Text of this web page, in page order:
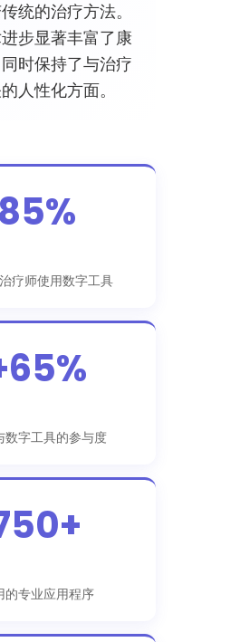
统的治疗方法。
步显著丰富了康
时保持了与治疗
人性化方面。
85%
疗师使用数字工具
数字工具的参与度
的专业应用程序